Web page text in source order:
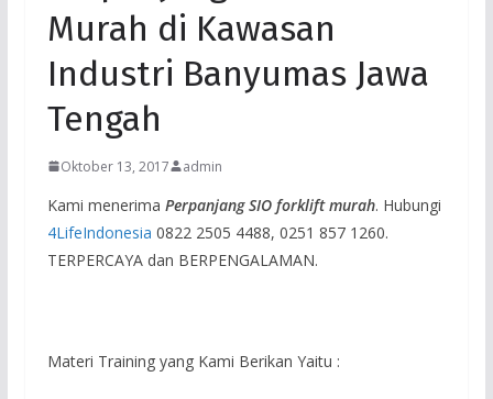
Murah di Kawasan
Industri Banyumas Jawa
Tengah
Oktober 13, 2017 admin
Kami menerima Perpanjang SIO forklift murah. Hubungi
4LifeIndonesia 0822 2505 4488, 0251 857 1260.
TERPERCAYA dan BERPENGALAMAN.
Materi Training yang Kami Berikan Yaitu :